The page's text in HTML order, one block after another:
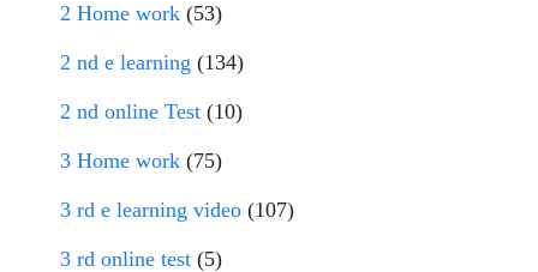
2 Home work (53)
2 nd e learning (134)
2 nd online Test (10)
3 Home work (75)
3 rd e learning video (107)
3 rd online test (5)